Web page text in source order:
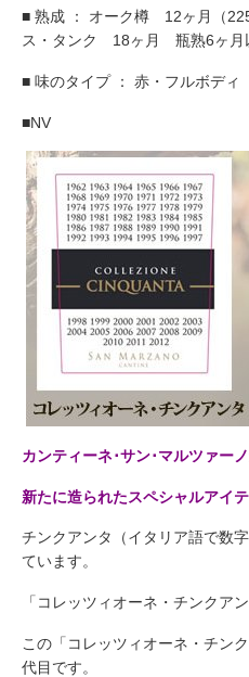
■ 熟成 ： オーク樽 12ヶ月（
ス・タンク 18ヶ月 瓶熟6ヶ月
■ 味のタイプ ： 赤・フルボディ
■NV
カンティーネ･サン･マルツァー
新たに造られたスペシャルアイテ
チンクアンタ（イタリア語で数
ています。
「コレッツィオーネ・チンクア
この「コレッツィオーネ・チン
代目です。